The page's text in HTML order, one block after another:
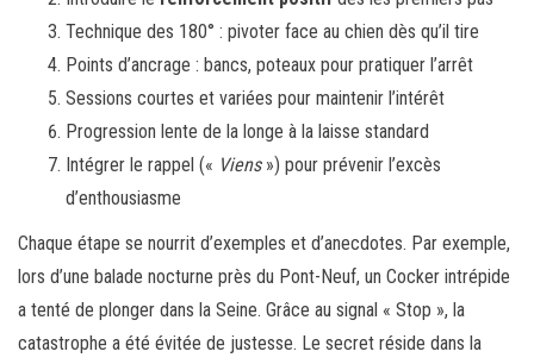
Technique des 180° : pivoter face au chien dès qu’il tire
Points d’ancrage : bancs, poteaux pour pratiquer l’arrêt
Sessions courtes et variées pour maintenir l’intérêt
Progression lente de la longe à la laisse standard
Intégrer le rappel (« Viens») pour prévenir l’excès
d’enthousiasme
Chaque étape se nourrit d’exemples et d’anecdotes. Par exemple,
lors d’une balade nocturne près du Pont-Neuf, un Cocker intrépide
a tenté de plonger dans la Seine. Grâce au signal « Stop », la
catastrophe a été évitée de justesse. Le secret réside dans la